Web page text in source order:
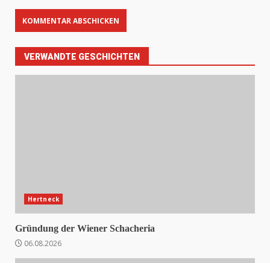
VERWANDTE GESCHICHTEN
Hertneck
Gründung der Wiener Schacheria
06.08.2026